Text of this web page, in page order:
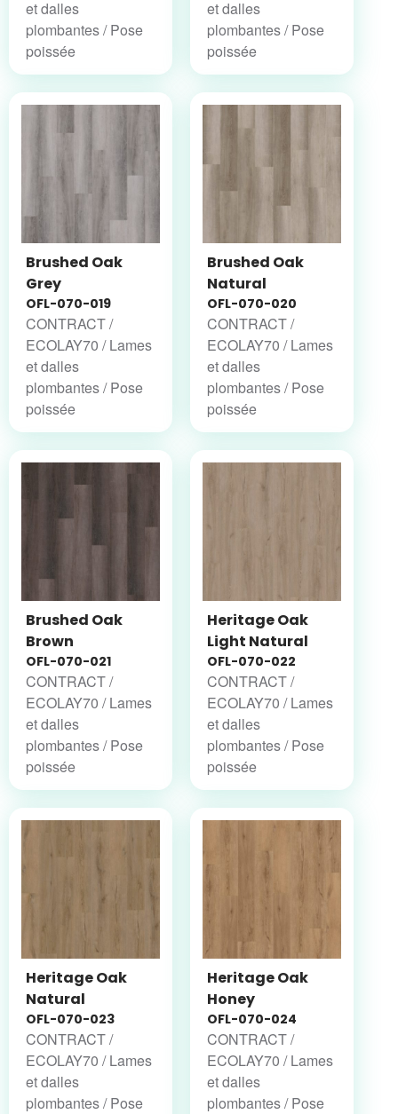
et dalles
plombantes / Pose
poissée
et dalles
plombantes / Pose
poissée
Brushed Oak
Grey
OFL-070-019
CONTRACT /
ECOLAY70 / Lames
et dalles
plombantes / Pose
poissée
Brushed Oak
Natural
OFL-070-020
CONTRACT /
ECOLAY70 / Lames
et dalles
plombantes / Pose
poissée
Brushed Oak
Brown
OFL-070-021
CONTRACT /
ECOLAY70 / Lames
et dalles
plombantes / Pose
poissée
Heritage Oak
Light Natural
OFL-070-022
CONTRACT /
ECOLAY70 / Lames
et dalles
plombantes / Pose
poissée
Heritage Oak
Natural
OFL-070-023
CONTRACT /
ECOLAY70 / Lames
et dalles
plombantes / Pose
Heritage Oak
Honey
OFL-070-024
CONTRACT /
ECOLAY70 / Lames
et dalles
plombantes / Pose